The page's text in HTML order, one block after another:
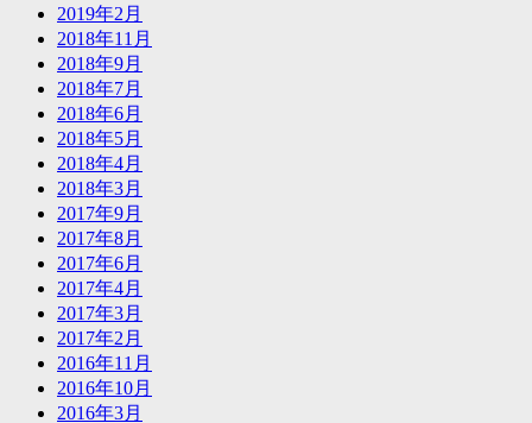
2019年2月
2018年11月
2018年9月
2018年7月
2018年6月
2018年5月
2018年4月
2018年3月
2017年9月
2017年8月
2017年6月
2017年4月
2017年3月
2017年2月
2016年11月
2016年10月
2016年3月